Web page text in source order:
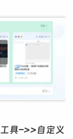
具–>>自定义